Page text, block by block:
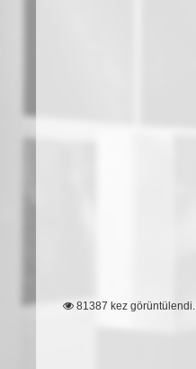
81387 kez görüntülendi.